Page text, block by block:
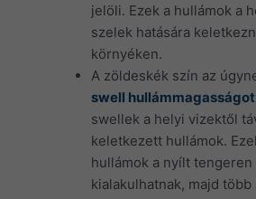
jelöli. Ezek a hullámok a
szelek hatására
környéken.
A zöldeskék szín az
swell hullámmagasságot
swellek a helyi vizektől
keletkezett hullámok.
hullámok a nyílt tengeren
kialakulhatnak, majd több